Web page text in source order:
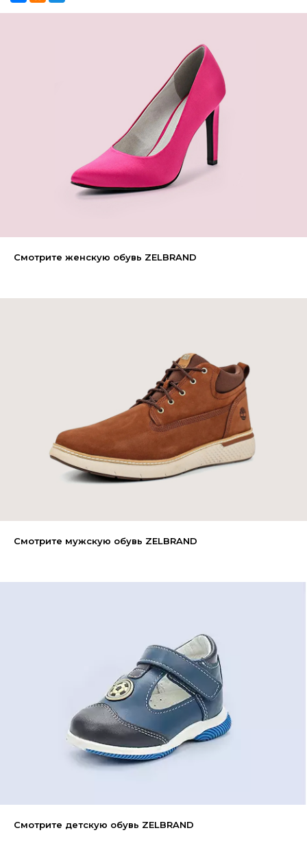
Смотрите женскую обувь ZELBRAND
Смотрите мужскую обувь ZELBRAND
Смотрите детскую обувь ZELBRAND